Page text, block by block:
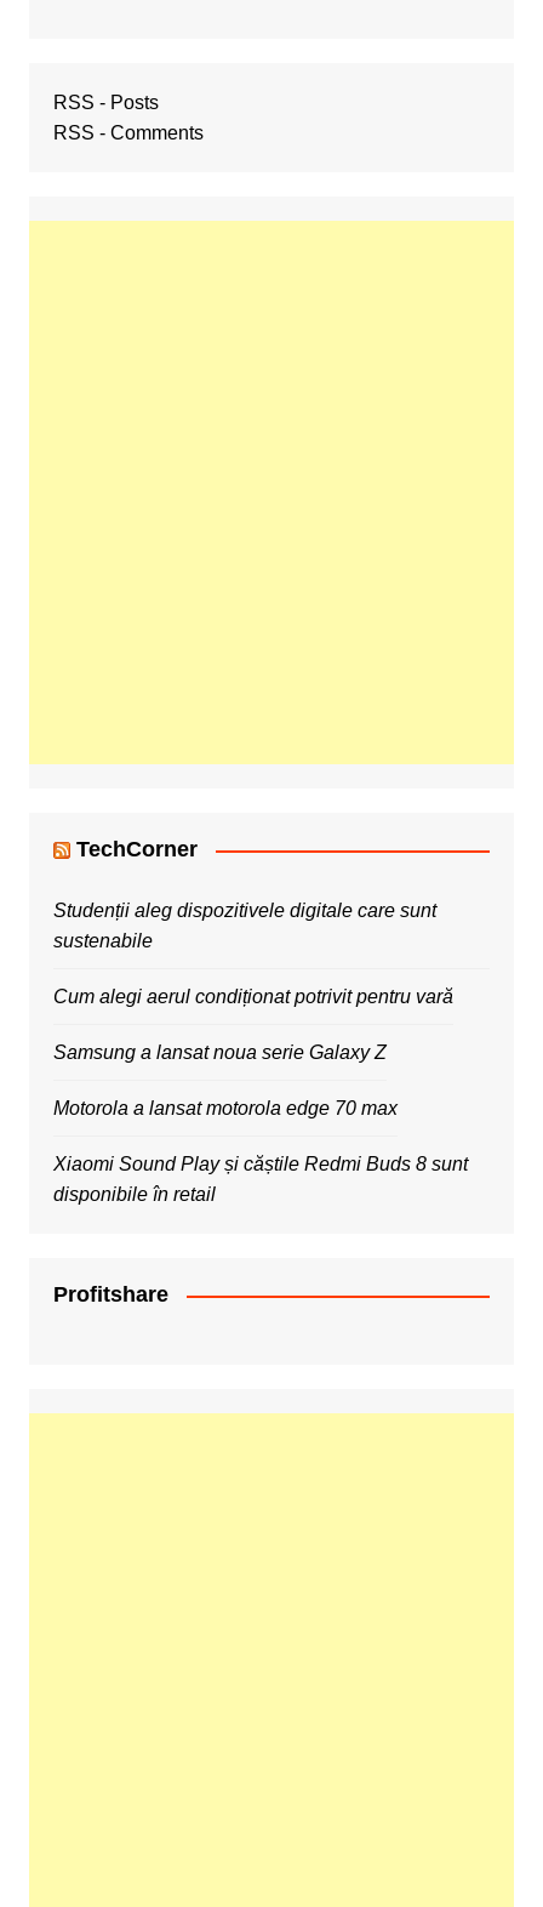
RSS - Posts
RSS - Comments
TechCorner
Studenții aleg dispozitivele digitale care sunt
sustenabile
Cum alegi aerul condiționat potrivit pentru vară
Samsung a lansat noua serie Galaxy Z
Motorola a lansat motorola edge 70 max
Xiaomi Sound Play și căștile Redmi Buds 8 sunt
disponibile în retail
Profitshare